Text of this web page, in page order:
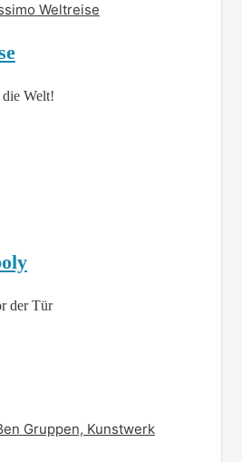
Welt!
der Tür